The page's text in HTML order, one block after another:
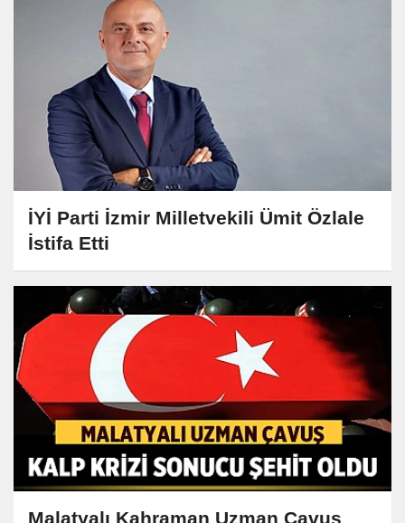
İYİ Parti İzmir Milletvekili Ümit Özlale
İstifa Etti
Malatyalı Kahraman Uzman Çavuş